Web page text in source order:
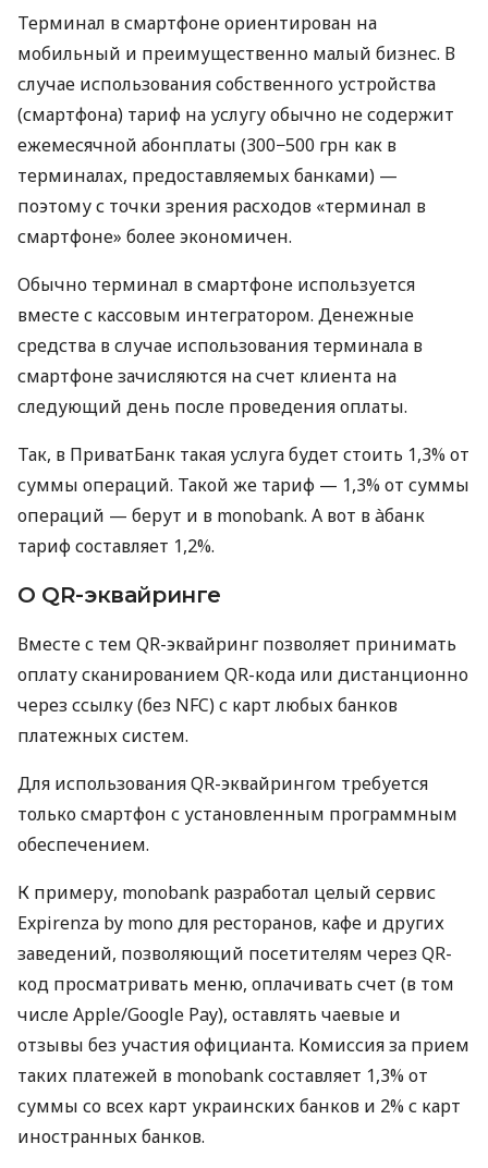
Терминал в смартфоне ориентирован на
мобильный и преимущественно малый бизнес. В
случае использования собственного устройства
(смартфона) тариф на услугу обычно не содержит
ежемесячной абонплаты (300−500 грн как в
терминалах, предоставляемых банками) —
поэтому с точки зрения расходов «терминал в
смартфоне» более экономичен.
Обычно терминал в смартфоне используется
вместе с кассовым интегратором. Денежные
средства в случае использования терминала в
смартфоне зачисляются на счет клиента на
следующий день после проведения оплаты.
Так, в ПриватБанк такая услуга будет стоить 1,3% от
суммы операций. Такой же тариф — 1,3% от суммы
операций — берут и в monobank. А вот в àбанк
тариф составляет 1,2%.
О QR-эквайринге
Вместе с тем QR-эквайринг позволяет принимать
оплату сканированием QR-кода или дистанционно
через ссылку (без NFC) с карт любых банков
платежных систем.
Для использования QR-эквайрингом требуется
только смартфон с установленным программным
обеспечением.
К примеру, monobank разработал целый сервис
Expirenza by mono для ресторанов, кафе и других
заведений, позволяющий посетителям через QR-
код просматривать меню, оплачивать счет (в том
числе Apple/Google Pay), оставлять чаевые и
отзывы без участия официанта. Комиссия за прием
таких платежей в monobank составляет 1,3% от
суммы со всех карт украинских банков и 2% с карт
иностранных банков.